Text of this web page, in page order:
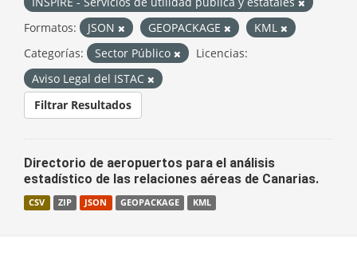
Formatos:
JSON GEOPACKAGE
KML
Categorías:
Sector Público
Licencias:
Aviso Legal del ISTAC
Filtrar Resultados
Directorio de aeropuertos para el análisis
estadístico de las relaciones aéreas de Canarias.
CSV ZIP JSON GEOPACKAGE KML